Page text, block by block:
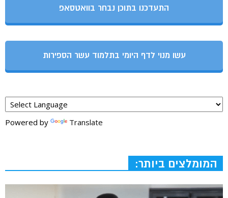
התעדכנו בתוכן נבחר בוואטסאפ
עשו מנוי לדף היומי בתלמוד עשר הספירות
Powered by Translate
המומלצים ביותר: